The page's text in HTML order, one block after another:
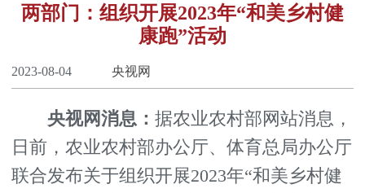
两部门：组织开展2023年“和美乡村健
康跑”活动
2023-08-04 央视网
央视网消息：据农业农村部网站消息，
日前，农业农村部办公厅、体育总局办公厅
联合发布关于组织开展2023年“和美乡村健